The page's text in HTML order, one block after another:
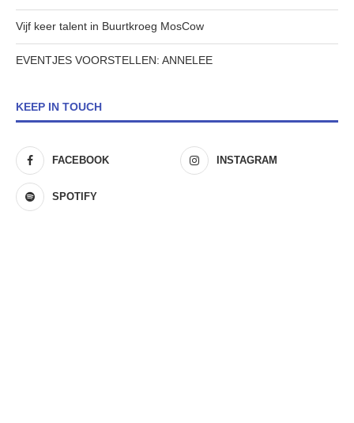
Vijf keer talent in Buurtkroeg MosCow
EVENTJES VOORSTELLEN: ANNELEE
KEEP IN TOUCH
FACEBOOK INSTAGRAM
SPOTIFY